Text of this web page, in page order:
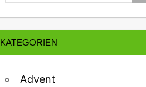
KATEGORIEN
Advent